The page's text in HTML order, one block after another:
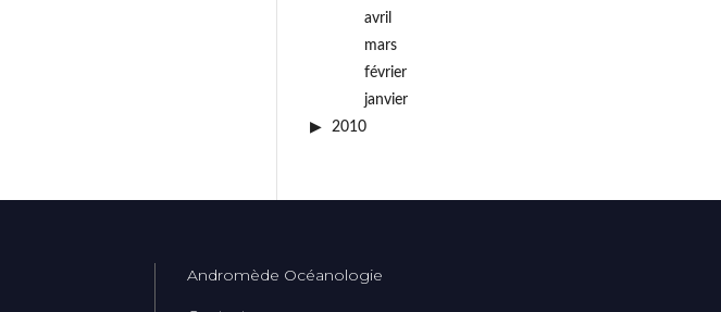
avril
mars
février
janvier
2010
Andromède Océanologie